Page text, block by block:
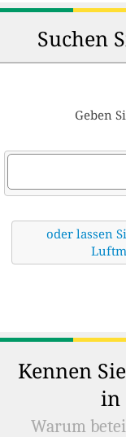
Suchen
Geben
oder lassen
Kennen
in
Warum